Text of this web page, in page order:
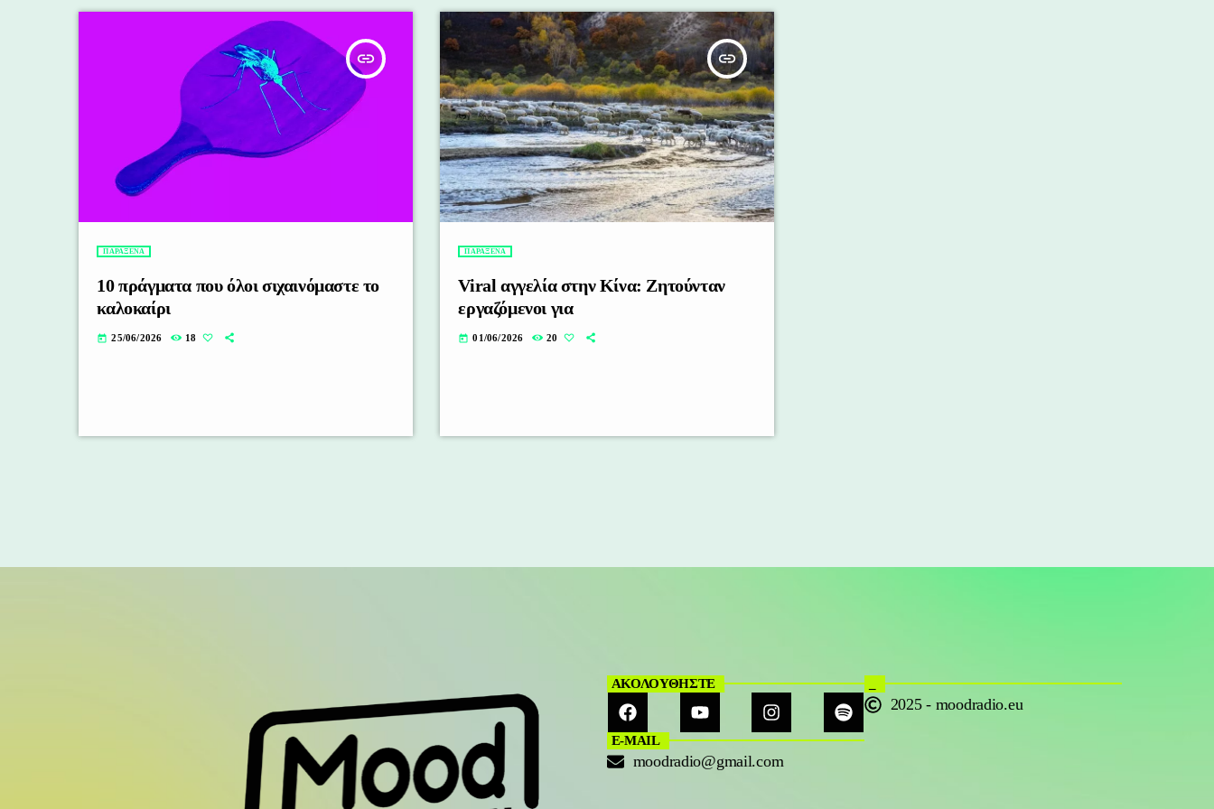
insert_link
ΠΑΡΑΞΕΝΑ
10 πράγματα που όλοι σιχαινόμαστε το
καλοκαίρι
today 25/06/2026 18
insert_link
ΠΑΡΑΞΕΝΑ
Viral αγγελία στην Κίνα: Ζητούνταν
εργαζόμενοι για
today 01/06/2026 20
ΑΚΟΛΟΥΘΗΣΤΕ
E-MAIL
moodradio@gmail.com
2025 - moodradio.eu